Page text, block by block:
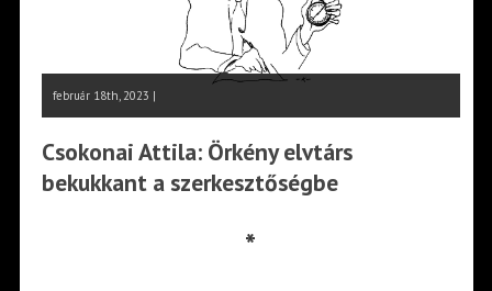
február 18th, 2023 |
Csokonai Attila: Örkény elvtárs
bekukkant a szerkesztőségbe
*